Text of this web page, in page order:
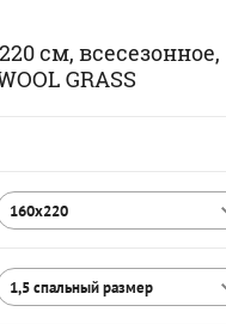
см, всесезонное,
GRASS
160х220
1,5 спальный размер